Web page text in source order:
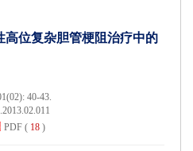
位复杂胆管梗阻治疗中的
40-43.
PDF ( 18 )